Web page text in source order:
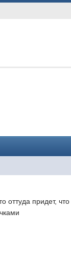
оттуда придет,